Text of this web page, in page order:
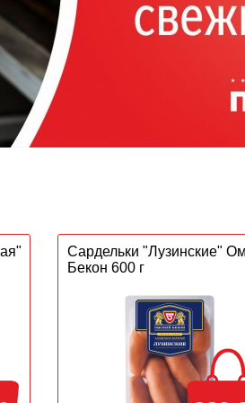
Сардельки "Лузинские"
Бекон 600 г